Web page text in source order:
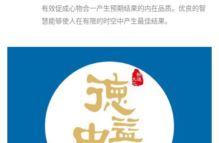
有效促成心物合一产生预期结果的内在品质。优良的智
慧能够使人在有限的时空中产生最佳结果。